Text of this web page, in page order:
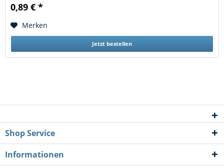
0,89 € *
Merken
Jetzt bestellen
Shop Service
Informationen